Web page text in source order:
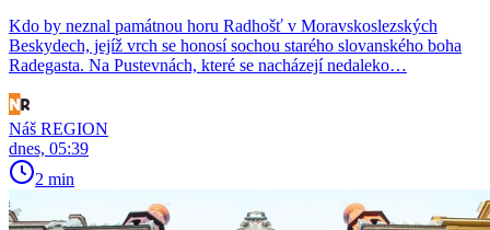
Kdo by neznal památnou horu Radhošť v Moravskoslezských
Beskydech, jejíž vrch se honosí sochou starého slovanského boha
Radegasta. Na Pustevnách, které se nacházejí nedaleko…
Náš REGION
dnes, 05:39
2 min